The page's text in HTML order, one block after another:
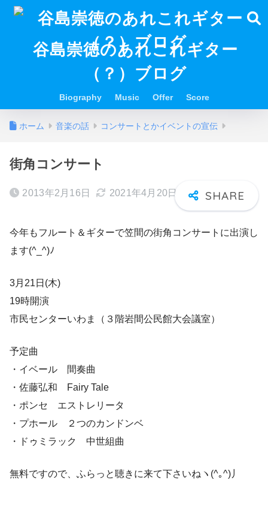
谷島崇徳のあれこれギター
（？）ブログ
Biography Music Offer Score
ホーム 音楽の話 コンサートとかイベントの宣伝
街角コンサート
2013年2月16日 2021年4月20日
今年もフルート＆ギターで笠間の街角コンサートに出演し
ます(^_^)ﾉ
3月21日(木)
19時開演
市民センターいわま（３階岩間公民館大会議室）
予定曲
・イベール 間奏曲
・佐藤弘和 Fairy Tale
・ポンセ エストレリータ
・プホール ２つのカンドンベ
・ドゥミラック 中世組曲
無料ですので、ふらっと聴きに来て下さいねヽ(^｡^)丿